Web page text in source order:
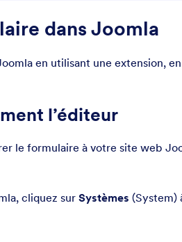
dans Joomla
en utilisant une extension,
l’éditeur
le formulaire à votre site web
cliquez sur Systèmes (System)